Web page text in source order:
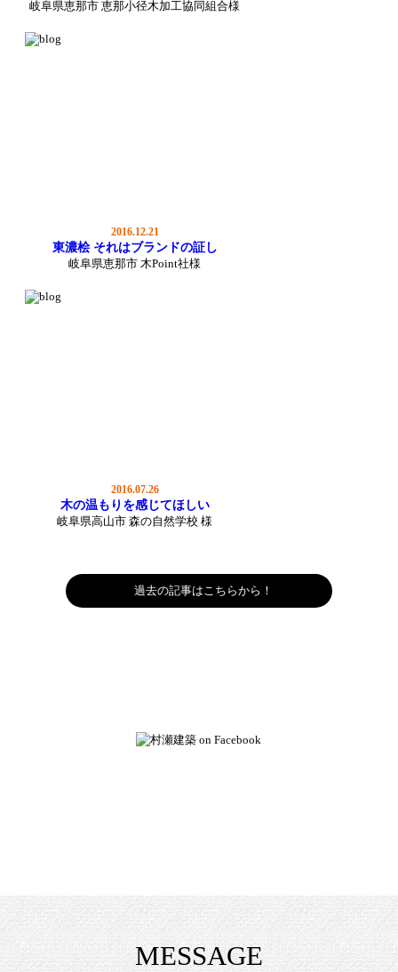
岐阜県恵那市 恵那小径木加工協同組合様
2016.12.21
東濃桧 それはブランドの証し
岐阜県恵那市 木Point社様
2016.07.26
木の温もりを感じてほしい
岐阜県高山市 森の自然学校 様
過去の記事はこちらから！
MESSAGE